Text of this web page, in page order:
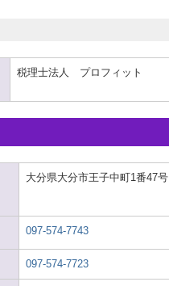
税理士法人 プロフィット
大分県大分市王子中町1番47号
097-574-7743
097-574-7723